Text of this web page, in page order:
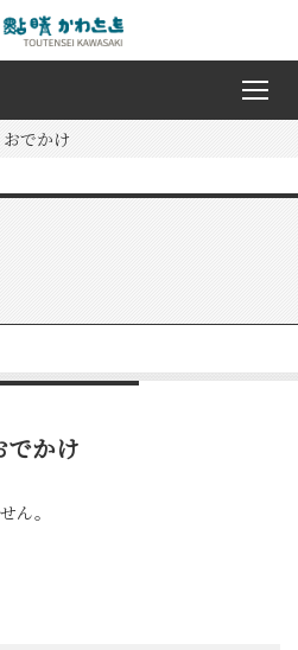
おでかけ
でかけ
ん。